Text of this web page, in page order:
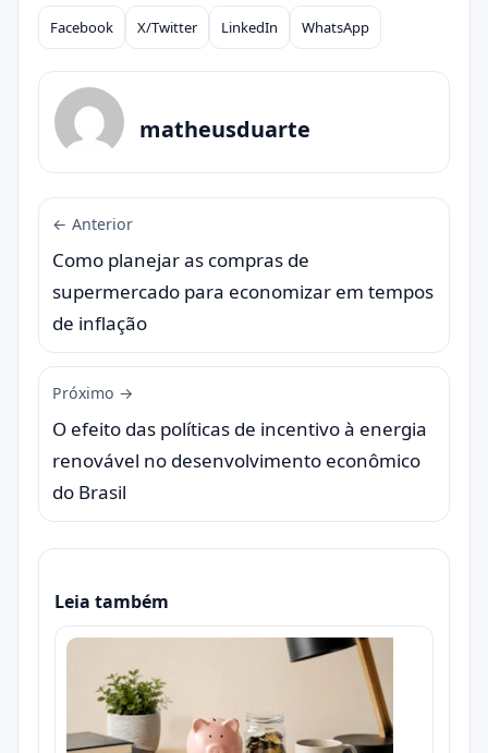
Compartilhar
Facebook X/Twitter LinkedIn WhatsApp
matheusduarte
← Anterior
Como planejar as compras de
supermercado para economizar em tempos
de inflação
Próximo →
O efeito das políticas de incentivo à energia
renovável no desenvolvimento econômico
do Brasil
Leia também